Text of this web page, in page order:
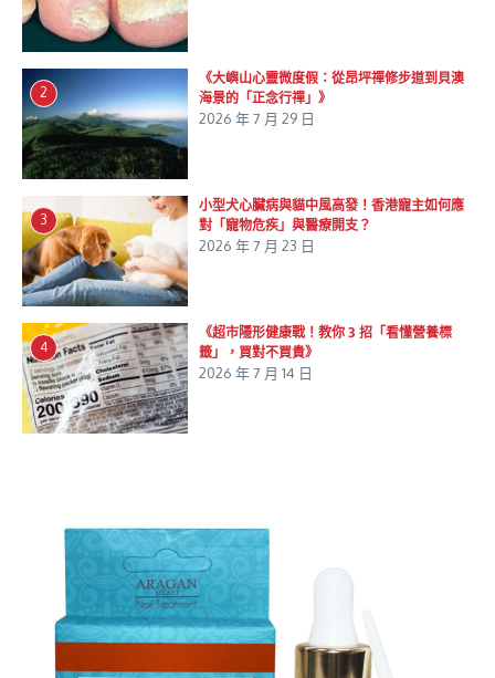
2
《大嶼山心靈微度假：從昂坪禪修步道到貝澳
海景的「正念行禪」》
2026 年 7 月 29 日
3
小型犬心臟病與貓中風高發！香港寵主如何應
對「寵物危疾」與醫療開支？
2026 年 7 月 23 日
4
《超市隱形健康戰！教你 3 招「看懂營養標
籤」，買對不買貴》
2026 年 7 月 14 日